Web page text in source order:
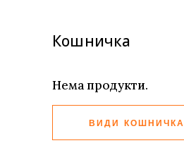
Кошничка
Нема продукти.
ВИДИ КОШНИЧКА